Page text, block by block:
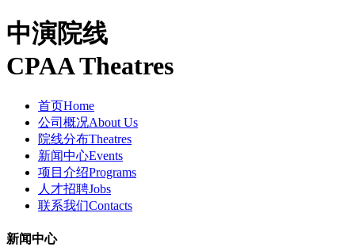
中演院线
CPAA Theatres
首页Home
公司概况About Us
院线分布Theatres
新闻中心Events
项目介绍Programs
人才招聘Jobs
联系我们Contacts
新闻中心